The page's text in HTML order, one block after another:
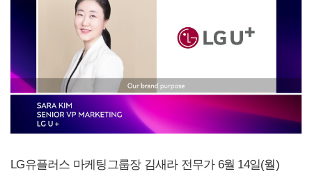
LG유플러스 마케팅그룹장 김새라 전무가 6월 14일(월)